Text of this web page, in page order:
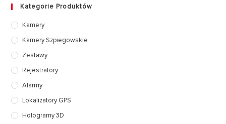
Kategorie Produktów
Kamery
Kamery Szpiegowskie
Zestawy
Rejestratory
Alarmy
Lokalizatory GPS
Hologramy 3D